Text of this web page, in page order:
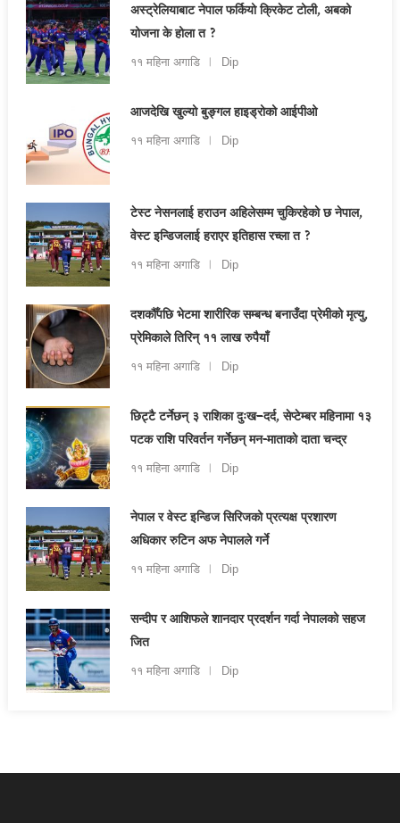
अस्ट्रेलियाबाट नेपाल फर्कियो क्रिकेट टोली, अबको
योजना के होला त ?
११ महिना अगाडि Dip
आजदेखि खुल्यो बुङ्गल हाइड्रोको आईपीओ
११ महिना अगाडि Dip
टेस्ट नेसनलाई हराउन अहिलेसम्म चुकिरहेको छ नेपाल,
वेस्ट इन्डिजलाई हराएर इतिहास रच्ला त ?
११ महिना अगाडि Dip
दशकौँपछि भेटमा शारीरिक सम्बन्ध बनाउँदा प्रेमीको मृत्यु,
प्रेमिकाले तिरिन् ११ लाख रुपैयाँ
११ महिना अगाडि Dip
छिट्टै टर्नेछन् ३ राशिका दुःख–दर्द, सेप्टेम्बर महिनामा १३
पटक राशि परिवर्तन गर्नेछन् मन-माताको दाता चन्द्र
११ महिना अगाडि Dip
नेपाल र वेस्ट इन्डिज सिरिजको प्रत्यक्ष प्रशारण
अधिकार रुटिन अफ नेपालले गर्ने
११ महिना अगाडि Dip
सन्दीप र आशिफले शानदार प्रदर्शन गर्दा नेपालको सहज
जित
११ महिना अगाडि Dip